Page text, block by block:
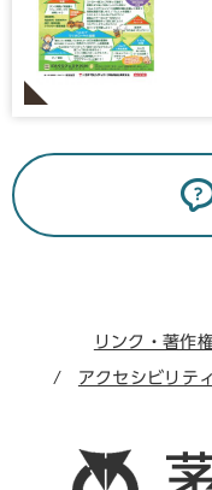
リンク・著作
アクセシビリティ